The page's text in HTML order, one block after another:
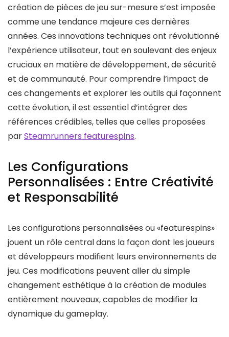
création de pièces de jeu sur-mesure s’est imposée
comme une tendance majeure ces dernières
années. Ces innovations techniques ont révolutionné
l’expérience utilisateur, tout en soulevant des enjeux
cruciaux en matière de développement, de sécurité
et de communauté. Pour comprendre l’impact de
ces changements et explorer les outils qui façonnent
cette évolution, il est essentiel d’intégrer des
références crédibles, telles que celles proposées
parSteamrunners featurespins.
Les Configurations
Personnalisées : Entre Créativité
et Responsabilité
Les configurations personnalisées ou «featurespins»
jouent un rôle central dans la façon dont les joueurs
et développeurs modifient leurs environnements de
jeu. Ces modifications peuvent aller du simple
changement esthétique à la création de modules
entièrement nouveaux, capables de modifier la
dynamique du gameplay.